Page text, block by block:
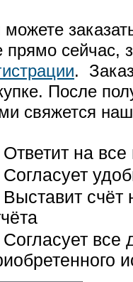
прямо
.
После
свяжется
Ответит на
Согласует
Выставит счёт
Согласует все